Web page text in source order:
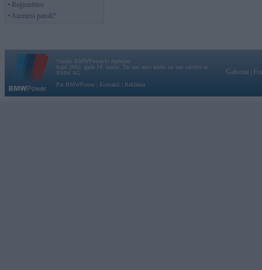
• Reģistrēties
• Aizmirsi paroli?
Vortāls BMWPower.lv darbojas
kopš 2002. gada 14. maija. Tas nav auto klubs un nav saistīts ar
BMW AG.
Par BMWPower
Kontakti Reklāma
Galvena